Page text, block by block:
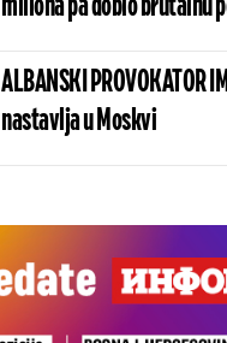
miliona pa dobio brutalnu
ALBANSKI PROVOKATOR
nastavlja u Moskvi